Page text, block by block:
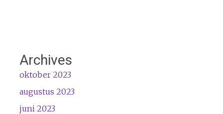
Archives
oktober 2023
augustus 2023
juni 2023